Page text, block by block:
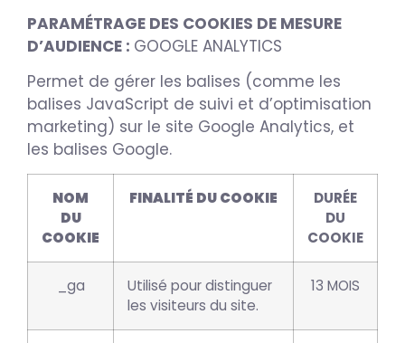
PARAMÉTRAGE DES COOKIES DE MESURE
D’AUDIENCE : GOOGLE ANALYTICS
Permet de gérer les balises (comme les
balises JavaScript de suivi et d’optimisation
marketing) sur le site Google Analytics, et
les balises Google.
NOM
DU
COOKIE
FINALITÉ DU COOKIE
DURÉE
DU
COOKIE
_ga
Utilisé pour distinguer
les visiteurs du site.
13 MOIS